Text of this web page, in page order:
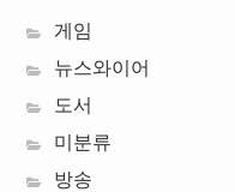
게임
뉴스와이어
도서
미분류
방송